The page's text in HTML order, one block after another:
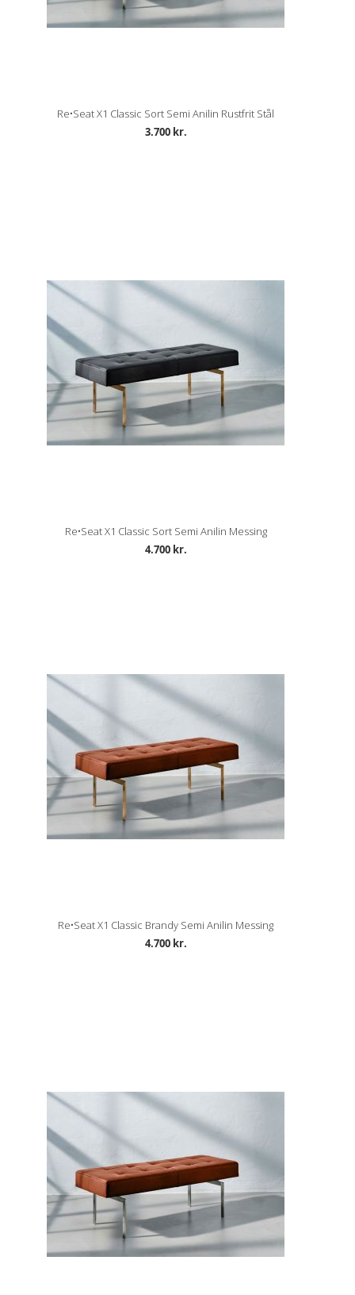
Re•Seat X1 Classic Sort Semi Anilin Rustfrit Stål
3.700 kr.
Re•Seat X1 Classic Sort Semi Anilin Messing
4.700 kr.
Re•Seat X1 Classic Brandy Semi Anilin Messing
4.700 kr.